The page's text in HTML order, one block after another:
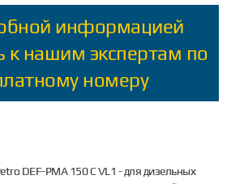
информацией
к нашим экспертам по
номеру
DEF-PMA 150 C VL1 - для дизельных